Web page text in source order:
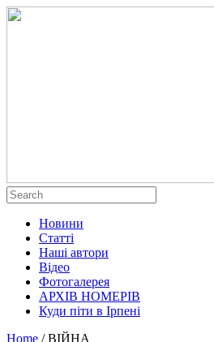
Новини
Статті
Наші автори
Відео
Фотогалерея
АРХІВ НОМЕРІВ
Куди піти в Ірпені
Home / ВІЙНА